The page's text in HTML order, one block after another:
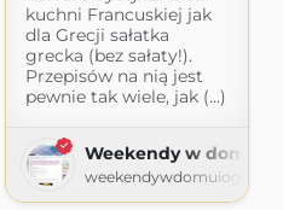
kuchni Francuskiej jak
dla Grecji sałatka
grecka (bez sałaty!).
Przepisów na nią jest
pewnie tak wiele, jak (...)
Weekendy w domu i